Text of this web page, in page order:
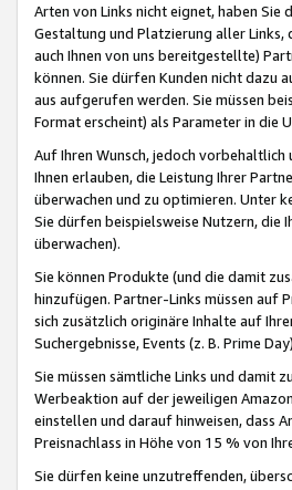
Arten von Links nicht eignet, haben
Gestaltung und Platzierung aller
auch Ihnen von uns bereitgestellte)
können. Sie dürfen Kunden nicht dazu
aus aufgerufen werden. Sie müssen
Format erscheint) als Parameter in die
Auf Ihren Wunsch, jedoch
Ihnen erlauben, die Leistung Ihrer
überwachen und zu optimieren. Unter
Sie dürfen beispielsweise Nutzern, die
überwachen).
Sie können Produkte (und die damit
hinzufügen. Partner-Links müssen auf
sich zusätzlich originäre Inhalte auf
Suchergebnisse, Events (z. B. Prime
Sie müssen sämtliche Links und damit
Werbeaktion auf der jeweiligen
einstellen und darauf hinweisen, dass
Preisnachlass in Höhe von 15 % von
Sie dürfen keine unzutreffenden,